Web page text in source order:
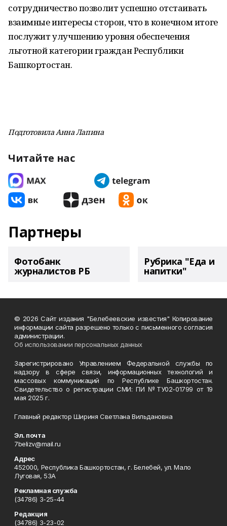
сотрудничество позволит успешно отстаивать
взаимные интересы сторон, что в конечном итоге
послужит улучшению уровня обеспечения
льготной категории граждан Республики
Башкортостан.
Подготовила Анна Лапина
Читайте нас
Партнеры
Фотобанк
журналистов РБ
Рубрика "Еда и
напитки"
© 2026 Сайт издания "Белебеевские известия" Копирование
информации сайта разрешено только с письменного согласия
администрации.
Об использовании персональных данных
Зарегистрировано Управлением Федеральной службы по
надзору в сфере связи, информационных технологий и
массовых коммуникаций по Республике Башкортостан.
Свидетельство о регистрации СМИ: ПИ №ТУ02-01799 от 19
мая 2025 г.
Главный редактор Шириня Светлана Вильдановна
Эл. почта
7belizv@mail.ru
Адрес
452000, Республика Башкортостан, г. Белебей, ул. Мало
Луговая, 53А
Рекламная служба
(34786) 3-25-44
Редакция
(34786) 3-23-02